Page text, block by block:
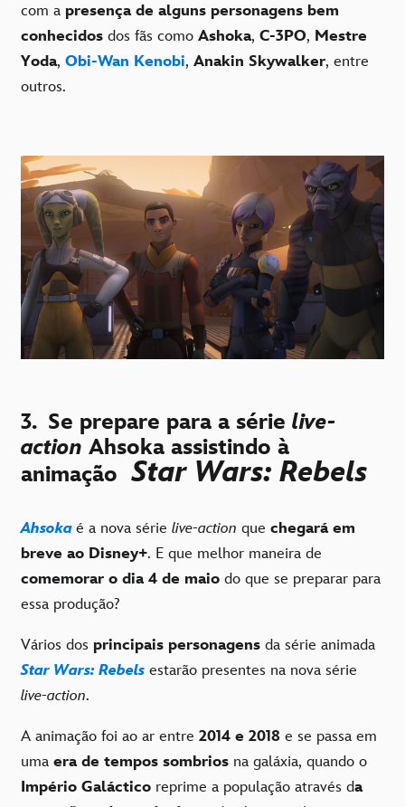
com a presença de alguns personagens bem
conhecidos dos fãs como Ashoka, C-3PO, Mestre
Yoda, Obi-Wan Kenobi, Anakin Skywalker, entre
outros.
3. Se prepare para a série live-
action Ahsoka assistindo à
animação Star Wars: Rebels
Ahsoka é a nova série live-action que chegará em
breve ao Disney+. E que melhor maneira de
comemorar o dia 4 de maio do que se preparar para
essa produção?
Vários dos principais personagens da série animada
Star Wars: Rebels estarão presentes na nova série
live-action.
A animação foi ao ar entre 2014 e 2018 e se passa em
uma era de tempos sombrios na galáxia, quando o
Império Galáctico reprime a população através da